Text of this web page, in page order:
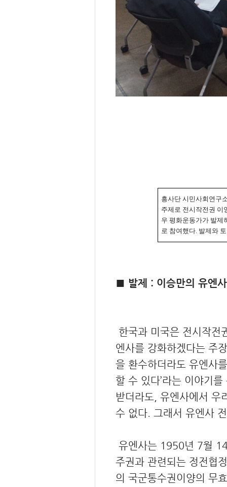
흥사단 시민사회연구
주제로 전시작전권 이
우 평화운동가가 발제
로 참여했다 발제와
■ 발제 : 이승만의 유엔
한국과 미국은 전시작전
엔사를 강화하겠다는 주
을 환수하더라도 유엔사
할 수 있다’라는 이야기
받더라도, 유엔사에서 우
수 없다. 그래서 유엔사
유엔사는 1950년 7월 14
주권과 관련되는 정전협
의 국군통수권이양의 무